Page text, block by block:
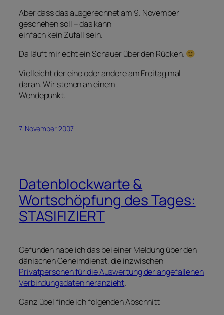
Aber dass das ausgerechnet am 9. November
geschehen soll – das kann
einfach kein Zufall sein.
Da läuft mir echt ein Schauer über den Rücken.
Vielleicht der eine oder andere am Freitag mal
daran. Wir stehen an einem
Wendepunkt.
7. November 2007
Datenblockwarte &
Wortschöpfung des Tages:
STASIFIZIERT
Gefunden habe ich das bei einer Meldung über den
dänischen Geheimdienst, die inzwischen
Privatpersonen für die Auswertung der angefallenen
Verbindungsdaten heranzieht.
Ganz übel finde ich folgenden Abschnitt